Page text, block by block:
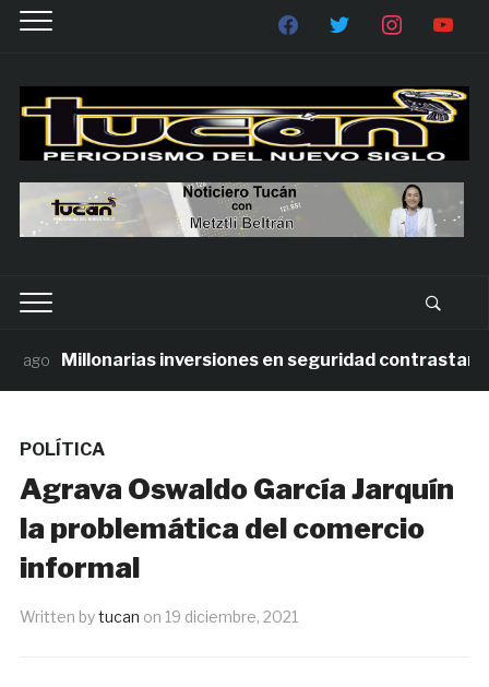
Millonarias inversiones en seguridad contrastan con
POLÍTICA
Agrava Oswaldo García Jarquín
la problemática del comercio
informal
Written bytucan on 19 diciembre, 2021